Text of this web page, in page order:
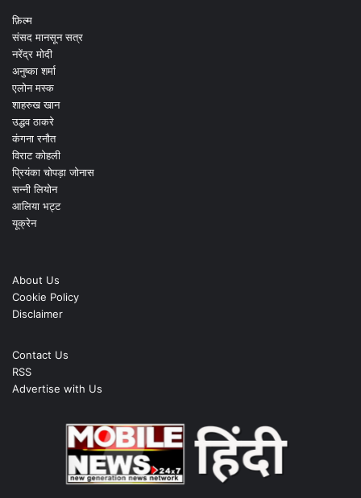
फ़िल्म
संसद मानसून सत्र
नरेंद्र मोदी
अनुष्का शर्मा
एलोन मस्क
शाहरुख खान
उद्धव ठाकरे
कंगना रनौत
विराट कोहली
प्रियंका चोपड़ा जोनास
सन्नी लियोन
आलिया भट्ट
यूक्रेन
About Us
Cookie Policy
Disclaimer
Contact Us
RSS
Advertise with Us